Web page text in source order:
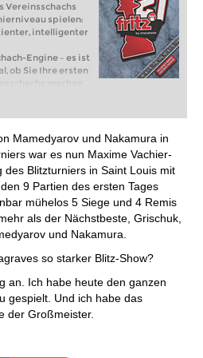
Vereinsschachs
spielen:
intelligenter
Engine – es ist
ob Sie Ihre ersten
machen
spielen: Mit
intelligenter und
Mamedyarov und Nakamura in
war es nun Maxime Vachier-
des Blitzturniers in Saint Louis mit
9 Partien des ersten Tages
mühelos 5 Siege und 4 Remis
als der Nächstbeste, Grischuk,
und Nakamura.
so starker Blitz-Show?
an. Ich habe heute den ganzen
gespielt. Und ich habe das
der Großmeister.